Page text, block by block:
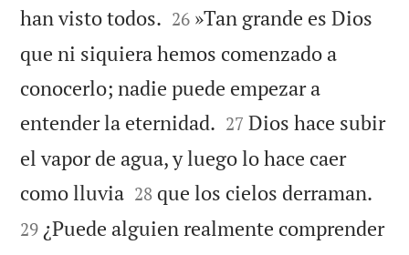
han visto todos. 

26 »Tan grande es Dios
que ni siquiera hemos comenzado a
conocerlo; nadie puede empezar a
entender la eternidad. 

27 Dios hace subir
el vapor de agua, y luego lo hace caer
como lluvia 

28 que los cielos derraman.
29 ¿Puede alguien realmente comprender